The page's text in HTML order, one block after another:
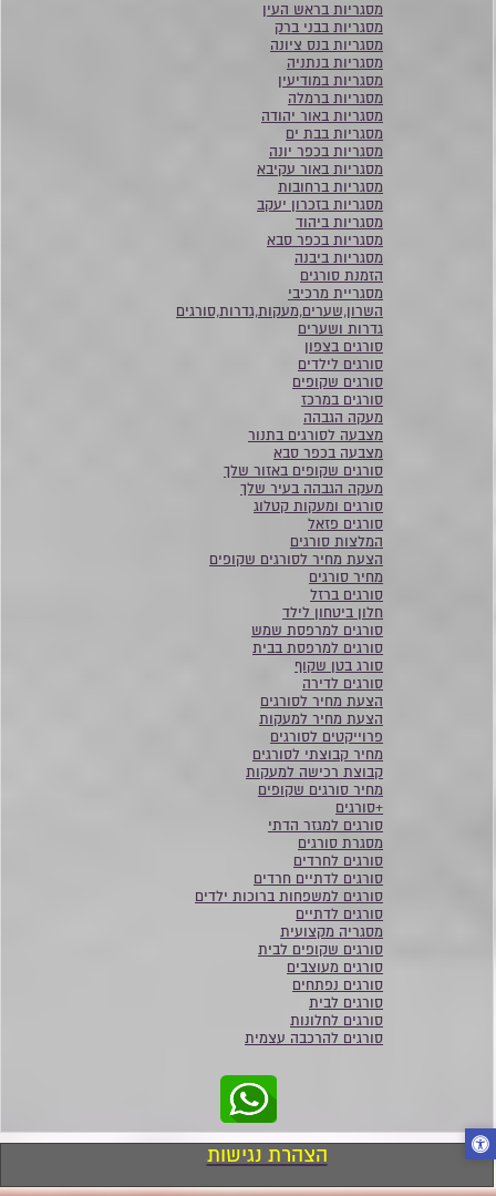
מסגריות בראש העין
מסגריות בבני ברק
מסגריות בנס ציונה
מסגריות בנתניה
מסגריות במודיעין
מסגריות ברמלה
מסגריות באור יהודה
מסגריות בבת ים
מסגריות בכפר יונה
מסגריות באור עקיבא
מסגריות ברחובות
מסגריות בזכרון יעקב
מסגריות ביהוד
מסגריות בכפר סבא
מסגריות ביבנה
הזמנת סורגים
מסגריית מרכיבי
השרון,שערים,מעקות,גדרות,סורגים
גדרות ושערים
סורגים בצפון
סורגים לילדים
סורגים שקופים
סורגים במרכז
מעקה הגבהה
מצבעה לסורגים בתנור
מצבעה בכפר סבא
סורגים שקופים באזור שלך
מעקה הגבהה בעיר שלך
סורגים ומעקות קטלוג
סורגים פזאל
המלצות סורגים
הצעת מחיר לסורגים שקופים
מחיר סורגים
סורגים ברזל
חלון ביטחון לילד
סורגים למרפסת שמש
סורגים למרפסת בבית
סורג בטן שקוף
סורגים לדירה
הצעת מחיר לסורגים
הצעת מחיר למעקות
פרוייקטים לסורגים
מחיר קבוצתי לסורגים
קבוצת רכישה למעקות
מחיר סורגים שקופים
+סורגים
סורגים למגזר הדתי
מסגרת סורגים
סורגים לחרדים
סורגים לדתיים חרדים
סורגים למשפחות ברוכות ילדים
סורגים לדתיים
מסגריה מקצועית
סורגים שקופים לבית
סורגים מעוצבים
סורגים נפתחים
סורגים לבית
סורגים לחלונות
סורגים להרכבה עצמית
הצהרת נגישות